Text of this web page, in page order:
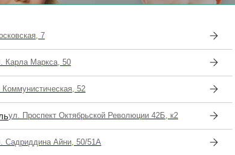
Елена
Добронравов Олег Игоревич
Врач-офтальмолог, офтальмохирург
7
Карла Маркса, 50
Коммунистическая, 52
ул. Проспект Октябрьской Революции 42Б, к2
Садриддина Айни, 50/51А